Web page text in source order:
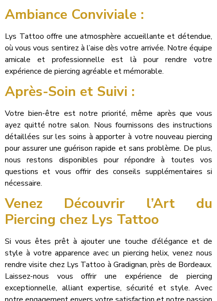
Ambiance Conviviale :
Lys Tattoo offre une atmosphère accueillante et détendue,
où vous vous sentirez à l’aise dès votre arrivée. Notre équipe
amicale et professionnelle est là pour rendre votre
expérience de piercing agréable et mémorable.
Après-Soin et Suivi :
Votre bien-être est notre priorité, même après que vous
ayez quitté notre salon. Nous fournissons des instructions
détaillées sur les soins à apporter à votre nouveau piercing
pour assurer une guérison rapide et sans problème. De plus,
nous restons disponibles pour répondre à toutes vos
questions et vous offrir des conseils supplémentaires si
nécessaire.
Venez Découvrir l’Art du
Piercing chez Lys Tattoo
Si vous êtes prêt à ajouter une touche d’élégance et de
style à votre apparence avec un piercing helix, venez nous
rendre visite chez Lys Tattoo à Gradignan, près de Bordeaux.
Laissez-nous vous offrir une expérience de piercing
exceptionnelle, alliant expertise, sécurité et style. Avec